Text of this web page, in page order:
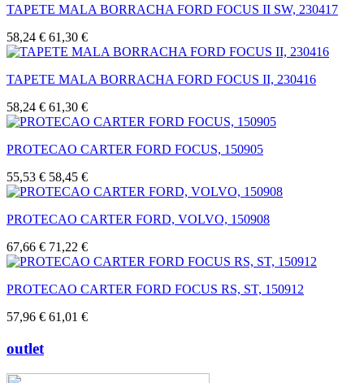
TAPETE MALA BORRACHA FORD FOCUS II SW, 230417
58,24 € 61,30 €
TAPETE MALA BORRACHA FORD FOCUS II, 230416
58,24 € 61,30 €
PROTECAO CARTER FORD FOCUS, 150905
55,53 € 58,45 €
PROTECAO CARTER FORD, VOLVO, 150908
67,66 € 71,22 €
PROTECAO CARTER FORD FOCUS RS, ST, 150912
57,96 € 61,01 €
outlet